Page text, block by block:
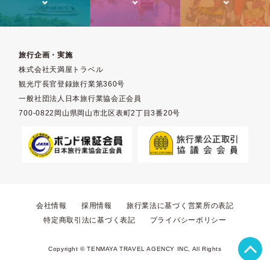
旅行企画・実施
株式会社天満屋トラベル
観光庁長官登録旅行業第360号
一般社団法人日本旅行業協会正会員
700-0822岡山県岡山市北区表町2丁目3番20号
トップへ戻る
会社情報 採用情報
旅行業法に基づく営業所の表記
特定商取引法に基づく表記
プライバシーポリシー
Copyright © TENMAYA TRAVEL AGENCY INC, All Rights